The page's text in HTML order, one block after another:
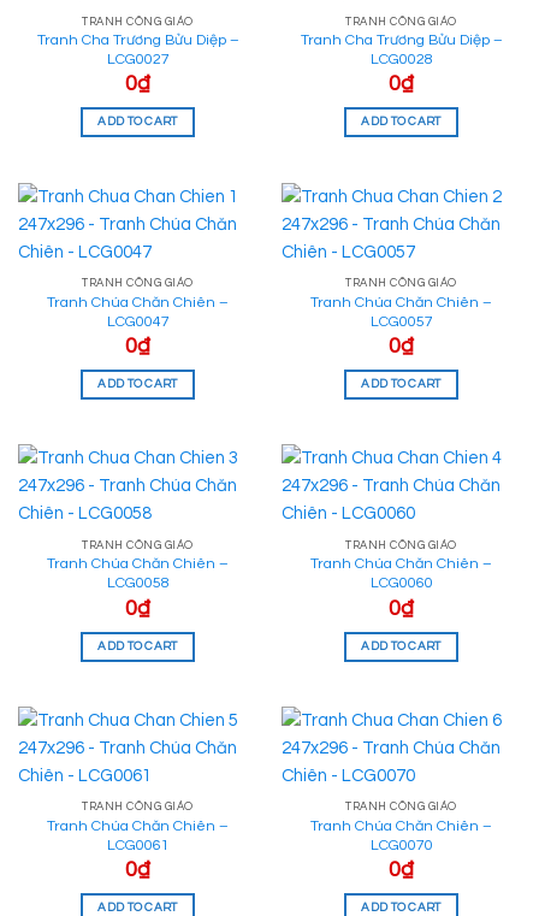
TRANH CÔNG GIÁO
Tranh Cha Trương Bửu Diệp –
LCG0027
0₫
ADD TO CART
TRANH CÔNG GIÁO
Tranh Cha Trương Bửu Diệp –
LCG0028
0₫
ADD TO CART
TRANH CÔNG GIÁO
Tranh Chúa Chăn Chiên –
LCG0047
0₫
ADD TO CART
TRANH CÔNG GIÁO
Tranh Chúa Chăn Chiên –
LCG0057
0₫
ADD TO CART
TRANH CÔNG GIÁO
Tranh Chúa Chăn Chiên –
LCG0058
0₫
ADD TO CART
TRANH CÔNG GIÁO
Tranh Chúa Chăn Chiên –
LCG0060
0₫
ADD TO CART
TRANH CÔNG GIÁO
Tranh Chúa Chăn Chiên –
LCG0061
0₫
ADD TO CART
TRANH CÔNG GIÁO
Tranh Chúa Chăn Chiên –
LCG0070
0₫
ADD TO CART